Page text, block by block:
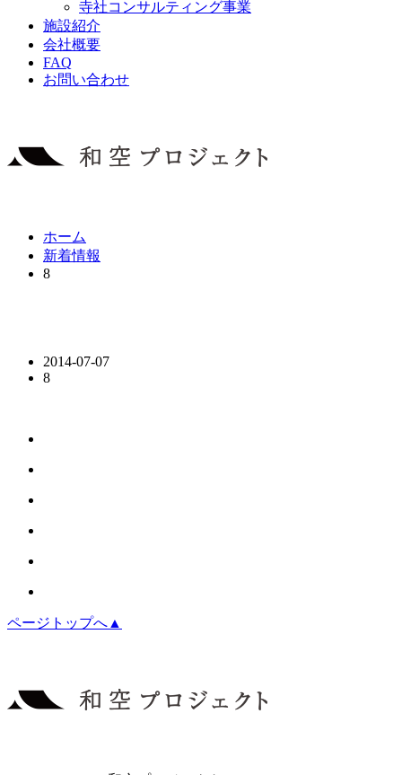
寺社コンサルティング事業
施設紹介
会社概要
FAQ
お問い合わせ
ホーム
新着情報
8
2014-07-07
8
ページトップへ▲